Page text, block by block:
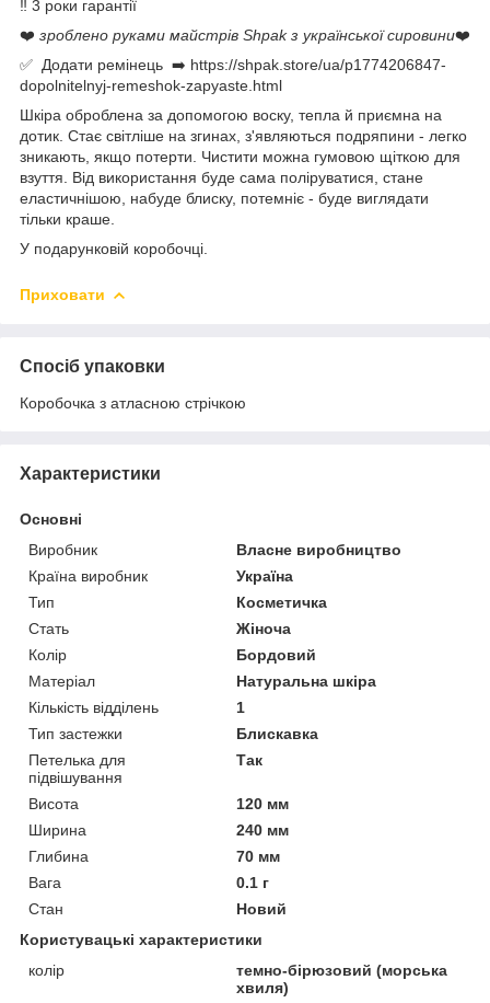
‼️ 3 роки гарантії
❤️ зроблено руками майстрів Shpak з української сировини❤️
✅ Додати ремінець ➡️ https://shpak.store/ua/p1774206847-
dopolnitelnyj-remeshok-zapyaste.html
Шкіра оброблена за допомогою воску, тепла й приємна на
дотик. Стає світліше на згинах, з'являються подряпини - легко
зникають, якщо потерти. Чистити можна гумовою щіткою для
взуття. Від використання буде сама поліруватися, стане
еластичнішою, набуде блиску, потемніє - буде виглядати
тільки краше.
У подарунковій коробочці.
Приховати
Спосіб упаковки
Коробочка з атласною стрічкою
Характеристики
Основні
Виробник
Власне виробництво
Країна виробник
Україна
Тип
Косметичка
Стать
Жіноча
Колір
Бордовий
Матеріал
Натуральна шкіра
Кількість відділень
1
Тип застежки
Блискавка
Петелька для
підвішування
Так
Висота
120 мм
Ширина
240 мм
Глибина
70 мм
Вага
0.1 г
Стан
Новий
Користувацькі характеристики
колір
темно-бірюзовий (морська
хвиля)